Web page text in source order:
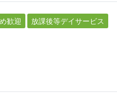
歓迎
放課後等デイサービス